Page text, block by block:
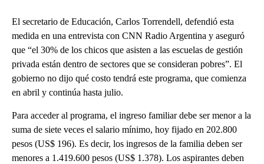
El secretario de Educación, Carlos Torrendell, defendió esta
medida en una entrevista con CNN Radio Argentina y aseguró
que “el 30% de los chicos que asisten a las escuelas de gestión
privada están dentro de sectores que se consideran pobres”. El
gobierno no dijo qué costo tendrá este programa, que comienza
en abril y continúa hasta julio.
Para acceder al programa, el ingreso familiar debe ser menor a la
suma de siete veces el salario mínimo, hoy fijado en 202.800
pesos (US$ 196). Es decir, los ingresos de la familia deben ser
menores a 1.419.600 pesos (US$ 1.378). Los aspirantes deben